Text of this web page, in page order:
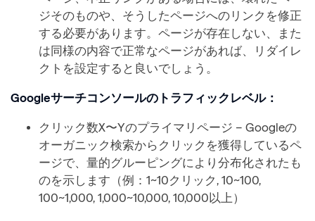
ジそのものや、そうしたページへのリンクを修正
する必要があります。ページが存在しない、また
は同様の内容で正常なページがあれば、リダイレ
クトを設定すると良いでしょう。
Googleサーチコンソールのトラフィックレベル：
クリック数X〜Yのプライマリページ – Googleの
オーガニック検索からクリックを獲得しているペ
ージで、量的グルーピングにより分布化されたも
のを示します（例：1~10クリック, 10~100,
100~1,000, 1,000~10,000, 10,000以上）